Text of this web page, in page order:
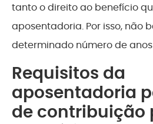
tanto o direito ao benefício
aposentadoria. Por isso, não
determinado número de
Requisitos da
aposentadoria
de contribuição